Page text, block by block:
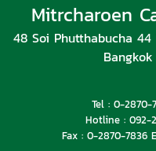
Mitrcharoen
48 Soi Phutthabucha 44
Tel : 0-2870-
Hotline : 092-
Fax : 0-2870-7836